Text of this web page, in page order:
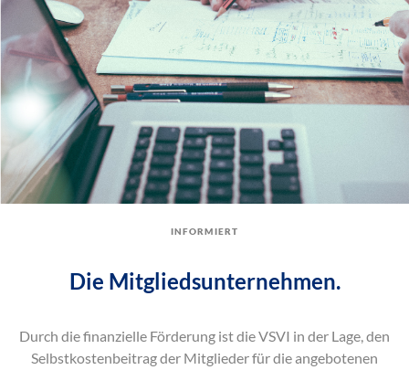
informiert
Die Mitgliedsunternehmen.
Durch die finanzielle Förderung ist die VSVI in der Lage, den
Selbstkostenbeitrag der Mitglieder für die angebotenen